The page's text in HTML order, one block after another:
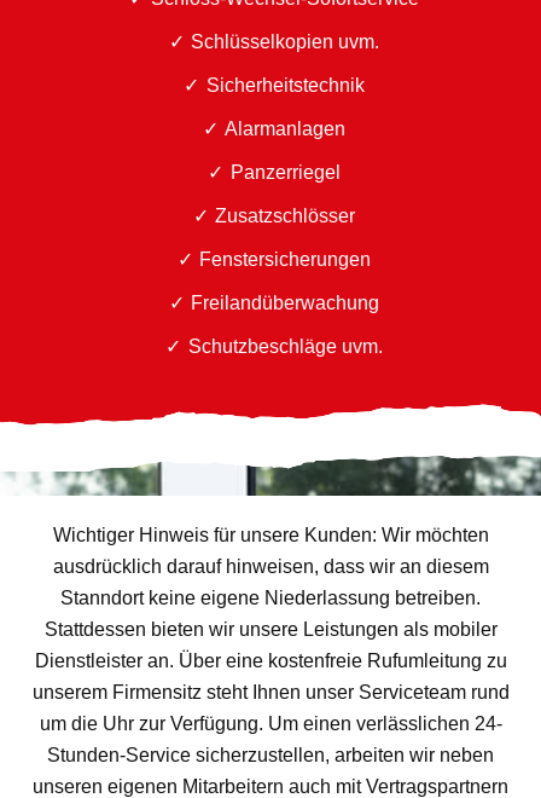
Schlüsselkopien uvm.
Sicherheitstechnik
Alarmanlagen
Panzerriegel
Zusatzschlösser
Fenstersicherungen
Freilandüberwachung
Schutzbeschläge uvm.
Wichtiger Hinweis für unsere Kunden: Wir möchten
ausdrücklich darauf hinweisen, dass wir an diesem
Stanndort keine eigene Niederlassung betreiben.
Stattdessen bieten wir unsere Leistungen als mobiler
Dienstleister an. Über eine kostenfreie Rufumleitung zu
unserem Firmensitz steht Ihnen unser Serviceteam rund
um die Uhr zur Verfügung. Um einen verlässlichen 24-
Stunden-Service sicherzustellen, arbeiten wir neben
unseren eigenen Mitarbeitern auch mit Vertragspartnern